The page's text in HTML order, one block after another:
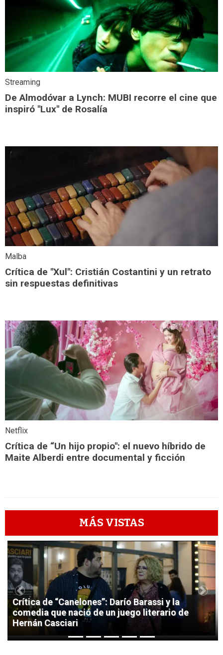
Streaming
De Almodóvar a Lynch: MUBI recorre el cine que
inspiró "Lux" de Rosalía
Malba
Crítica de "Xul": Cristián Costantini y un retrato
sin respuestas definitivas
Netflix
Crítica de “Un hijo propio": el nuevo híbrido de
Maite Alberdi entre documental y ficción
MÁS VISTAS
1
Crítica de “Canelones”: Darío Barassi y la
comedia que nació de un juego literario de
Hernán Casciari
Previous Next